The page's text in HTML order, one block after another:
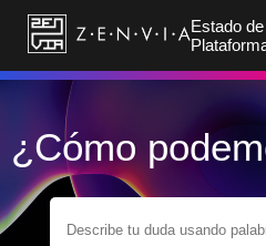
Estado
¿Cómo